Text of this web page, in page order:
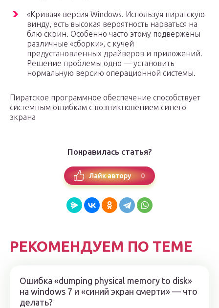
«Кривая» версия Windows. Используя пиратскую
винду, есть высокая вероятность нарваться на
блю скрин. Особенно часто этому подвержены
различные «сборки», с кучей
предустановленных драйверов и приложений.
Решение проблемы одно — установить
нормальную версию операционной системы.
Пиратское программное обеспечение способствует
системным ошибкам с возникновением синего
экрана
Понравилась статья?
Лайк автору 0
РЕКОМЕНДУЕМ ПО ТЕМЕ
Ошибка «dumping physical memory to disk»
на windows 7 и «синий экран смерти» — что
делать?